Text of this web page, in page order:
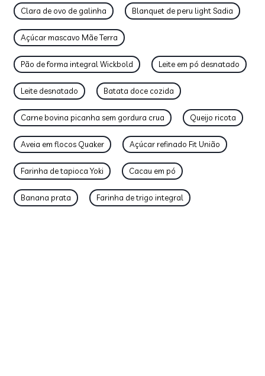
Clara de ovo de galinha Blanquet de peru light Sadia
Açúcar mascavo Mãe Terra
Pão de forma integral Wickbold Leite em pó desnatado
Leite desnatado Batata doce cozida
Carne bovina picanha sem gordura crua Queijo ricota
Aveia em flocos Quaker Açúcar refinado Fit União
Farinha de tapioca Yoki Cacau em pó
Banana prata Farinha de trigo integral